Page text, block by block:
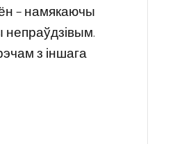
– намякаючы
непраўдзівым.
з іншага